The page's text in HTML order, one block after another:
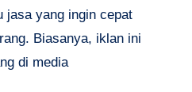
jasa yang ingin cepat
Biasanya, iklan ini
di media